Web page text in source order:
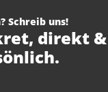
Schreib uns!
direkt &